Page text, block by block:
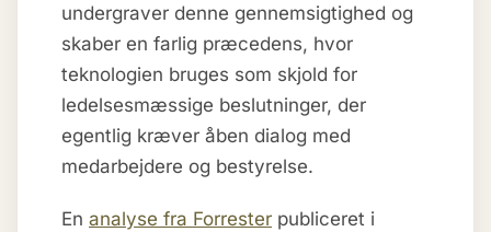
undergraver denne gennemsigtighed og
skaber en farlig præcedens, hvor
teknologien bruges som skjold for
ledelsesmæssige beslutninger, der
egentlig kræver åben dialog med
medarbejdere og bestyrelse.
En analyse fra Forrester publiceret i